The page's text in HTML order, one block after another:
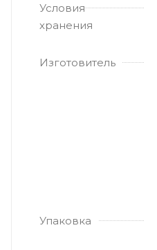
Условия
хранения
Изготовитель
Упаковка